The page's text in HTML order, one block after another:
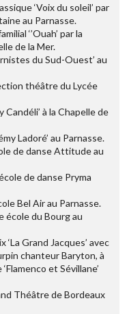
‘Voix du soleil’ par
au Parnasse.
‘’Ouah’ par la
de la Mer.
du Sud-Ouest’ au
théâtre du Lycée
Candéli’ à la Chapelle de
Ladoré’ au Parnasse.
de danse Attitude au
de danse Pryma
Bel Air au Parnasse.
école du Bourg au
Grand Jacques’ avec
chanteur Baryton, à
et Sévillane’
Théâtre de Bordeaux